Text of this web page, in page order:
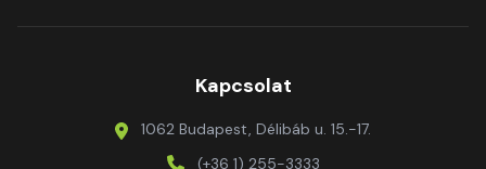
Kapcsolat
1062 Budapest, Délibáb u. 15.-17.
(+36 1) 255-3333